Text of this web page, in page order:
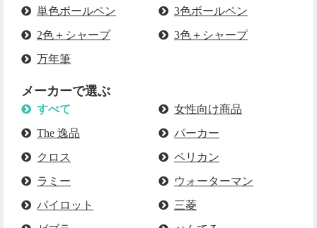
単色ボールペン
3色ボールペン
2色＋シャープ
3色＋シャープ
万年筆
メーカーで選ぶ
すべて
女性向け商品
The 逸品
パーカー
クロス
ペリカン
ラミー
ウォーターマン
パイロット
三菱